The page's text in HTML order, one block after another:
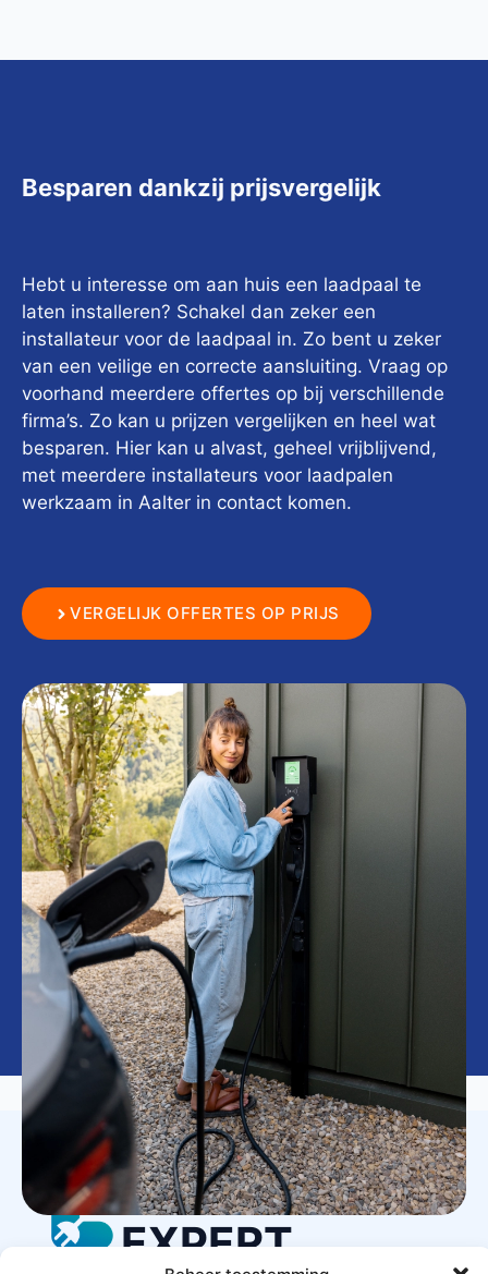
Besparen dankzij prijsvergelijk
Hebt u interesse om aan huis een laadpaal te
laten installeren? Schakel dan zeker een
installateur voor de laadpaal in. Zo bent u zeker
van een veilige en correcte aansluiting. Vraag op
voorhand meerdere offertes op bij verschillende
firma’s. Zo kan u prijzen vergelijken en heel wat
besparen. Hier kan u alvast, geheel vrijblijvend,
met meerdere installateurs voor laadpalen
werkzaam in Aalter in contact komen.
VERGELIJK OFFERTES OP PRIJS
LAADPAAL
EXPERT